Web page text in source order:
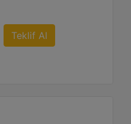
Teklif Al